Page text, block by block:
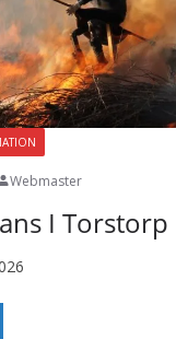
Webmaster
I Torstorp